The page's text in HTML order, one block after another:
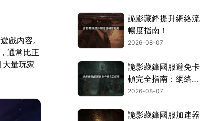
戲內容。
通常比正
大量玩家
詭影藏鋒提升網絡流
暢度指南！
2026-08-07
詭影藏鋒國服避免卡
頓完全指南：網絡優
化與解決技巧！
2026-08-07
詭影藏鋒國服加速器